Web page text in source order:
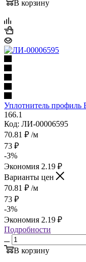
В корзину
Уплотнитель
166.1
Код: ЛИ-00006595
70.81 ₽ /м
73 ₽
-3%
Экономия 2.19 ₽
Варианты цен
70.81 ₽ /м
73 ₽
-3%
Экономия 2.19 ₽
Подробности
В корзину